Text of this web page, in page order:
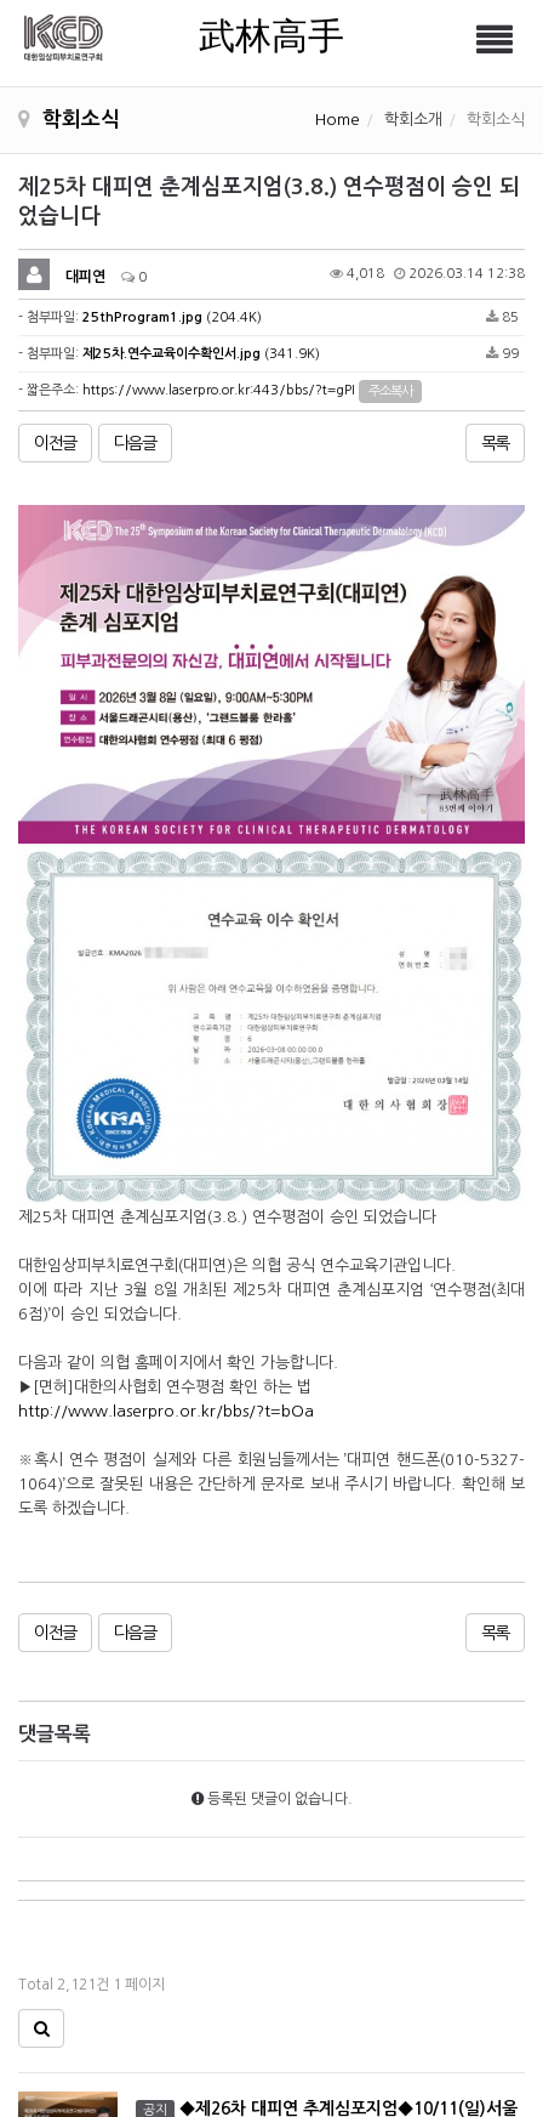
武林高手
武林高手
학회소식 Home 학회소개 학회소식
제25차 대피연 춘계심포지엄(3.8.) 연수평점이 승인 되
었습니다
대피연 0 4,018 2026.03.14 12:38
- 첨부파일: 25thProgram1.jpg (204.4K) 85
- 첨부파일: 제25차.연수교육이수확인서.jpg (341.9K) 99
- 짧은주소: https://www.laserpro.or.kr:443/bbs/?t=gPI 주소복사
이전글 다음글 목록
제25차 대피연 춘계심포지엄(3.8.) 연수평점이 승인 되었습니다
대한임상피부치료연구회(대피연)은 의협 공식 연수교육기관입니다.
이에 따라 지난 3월 8일 개최된 제25차 대피연 춘계심포지엄 ‘연수평점(최대
6점)’이 승인 되었습니다.
다음과 같이 의협 홈페이지에서 확인 가능합니다.
▶[면허]대한의사협회 연수평점 확인 하는 법
http://www.laserpro.or.kr/bbs/?t=bOa
※혹시 연수 평점이 실제와 다른 회원님들께서는 ’대피연 핸드폰(010-5327-
1064)’으로 잘못된 내용은 간단하게 문자로 보내 주시기 바랍니다. 확인해 보
도록 하겠습니다.
이전글 다음글 목록
댓글목록
등록된 댓글이 없습니다.
Total 2,121건 1 페이지
공지
◆제26차 대피연 추계심포지엄◆10/11(일)서울